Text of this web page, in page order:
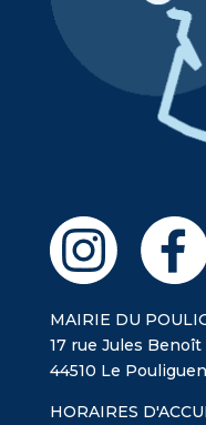
MAIRIE DU
17 rue Jules Benoît
44510 Le Pouliguen
HORAIRES